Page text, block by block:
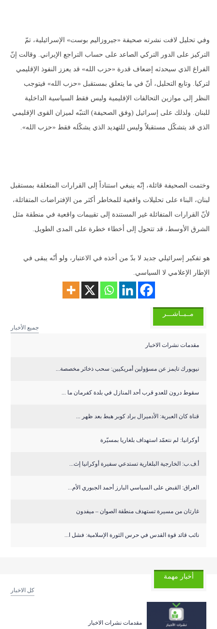
وفي تحليل لافت نشرته صحيفة «جيروزاليم بوست» الإسرائيلية، تمّ
التركيز على الدور التركي الصاعد على حساب التراجع الإيراني. وقالت إنّ
الفراغ الذي سيحدثه إضعاف قدرة «حزب الله» قد يعزز النفوذ الإقليمي
لتركيا. وتابع التحليل، أنّ في ما يتعلق بمستقبل «حزب الله» فيتوجب
النظر إلى موازين التحالفات الإقليمية وليس فقط السياسية الداخلية
للبنان. ولذلك على إسرائيل (وفق الصحيفة) التنبّه لميزان القوى الإقليمي
الذي قد يتشكّل مستقبلاً وليس للتهديد الذي يشكّله فقط «حزب الله».
وختمت الصحيفة قائلة، إنّه ينبغي استناداً إلى القرارات المتعلقة بمستقبل
لبنان، البناء على تحليلات واقعية للمخاطر أكثر من الإفتراضات المتفائلة،
لأنّ القرارات المتفائلة غير المستندة إلى تقييمات واقعية في منطقة مثل
الشرق الأوسط، قد تتحول إلى أخطاء خطرة على المدى الطويل.
هو تفكير إسرائيلي جديد لا بدّ من أخذه في الاعتبار، ولو أنّه يبقى في
الإطار الإعلامي لا السياسي.
مــبــاشـــر
جميع الأخبار
مقدمات نشرات الاخبار
نيويورك تايمز عن مسؤولين أمريكيين: سحب ذخائر مخصصة...
سقوط درون للعدو قرب أحد المنازل في بلدة كفرمان ما ...
قناة كان العبرية: الأدميرال براد كوبر هبط بعد ظهر ...
أوكرانيا: لم نتعمّد استهداف بلغاريا بمسيّرة
أ.ف.ب: الخارجية البلغارية تستدعي سفيرة أوكرانيا إث...
العراق: القبض على السياسي البارز أحمد الجبوري الأم...
غارتان من مسيرة تستهدف منطقة الصوان – ميفدون
نائب قائد قوة القدس في حرس الثورة الإسلامية: فشل ا...
أخبار مهمة
كل الاخبار
مقدمات نشرات الاخبار